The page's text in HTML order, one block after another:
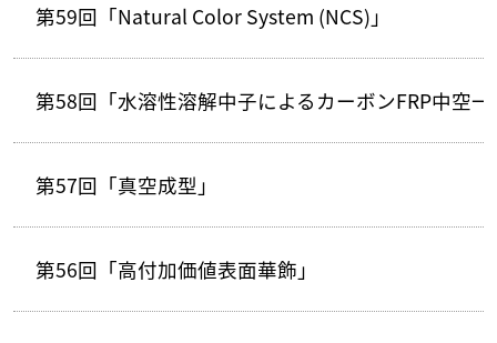
第59回「Natural Color System (NCS)」
第58回「水溶性溶解中子によるカーボンFRP中空
第57回「真空成型」
第56回「高付加価値表面華飾」